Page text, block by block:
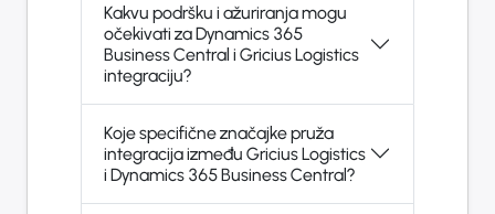
Kakvu podršku i ažuriranja mogu
očekivati za Dynamics 365
Business Central i Gricius Logistics
integraciju?
Koje specifične značajke pruža
integracija između Gricius Logistics
i Dynamics 365 Business Central?